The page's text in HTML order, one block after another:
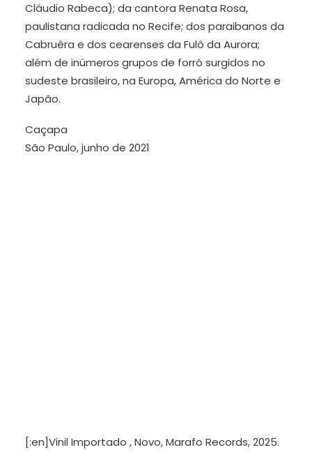
Cláudio Rabeca); da cantora Renata Rosa,
paulistana radicada no Recife; dos paraibanos da
Cabruêra e dos cearenses da Fulô da Aurora;
além de inúmeros grupos de forró surgidos no
sudeste brasileiro, na Europa, América do Norte e
Japão.
Caçapa
São Paulo, junho de 2021
[:en]Vinil Importado , Novo, Marafo Records, 2025.